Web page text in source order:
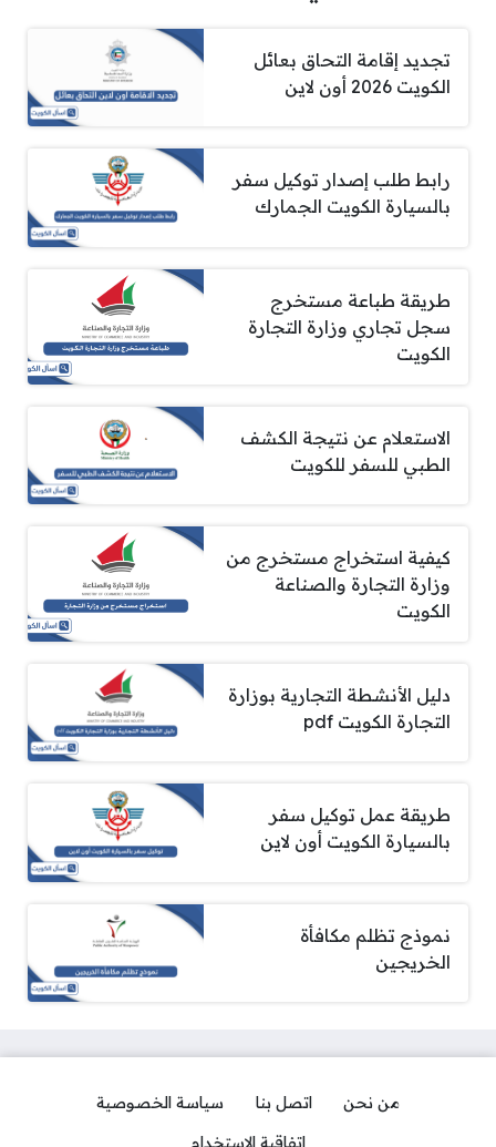
تجديد إقامة التحاق بعائل
الكويت 2026 أون لاين
رابط طلب إصدار توكيل سفر
بالسيارة الكويت الجمارك
طريقة طباعة مستخرج
سجل تجاري وزارة التجارة
الكويت
الاستعلام عن نتيجة الكشف
الطبي للسفر للكويت
كيفية استخراج مستخرج من
وزارة التجارة والصناعة
الكويت
دليل الأنشطة التجارية بوزارة
التجارة الكويت pdf
طريقة عمل توكيل سفر
بالسيارة الكويت أون لاين
نموذج تظلم مكافأة
الخريجين
من نحن اتصل بنا
سياسة الخصوصية
اتفاقية الاستخدام